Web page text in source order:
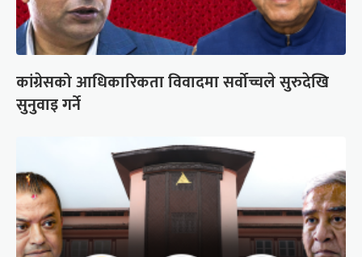
कांग्रेसको आधिकारिकता विवादमा सर्वोच्चले सुरुदेखि
सुनुवाइ गर्ने